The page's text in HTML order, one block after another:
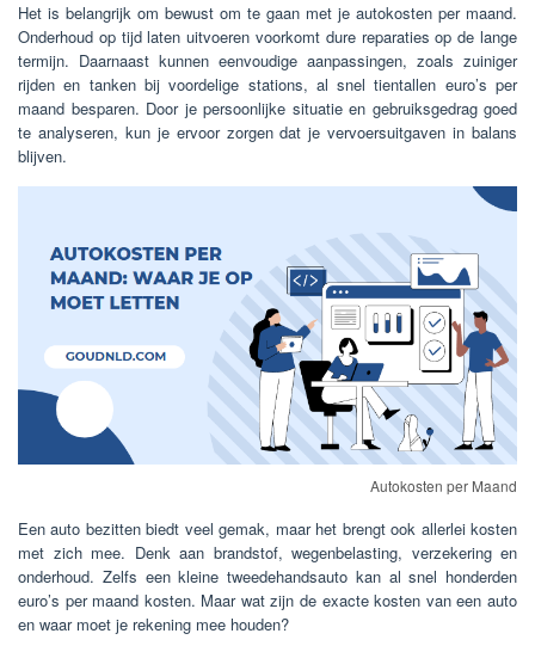
Het is belangrijk om bewust om te gaan met je autokosten per maand.
Onderhoud op tijd laten uitvoeren voorkomt dure reparaties op de lange
termijn. Daarnaast kunnen eenvoudige aanpassingen, zoals zuiniger
rijden en tanken bij voordelige stations, al snel tientallen euro’s per
maand besparen. Door je persoonlijke situatie en gebruiksgedrag goed
te analyseren, kun je ervoor zorgen dat je vervoersuitgaven in balans
blijven.
Autokosten per Maand
Een auto bezitten biedt veel gemak, maar het brengt ook allerlei kosten
met zich mee. Denk aan brandstof, wegenbelasting, verzekering en
onderhoud. Zelfs een kleine tweedehandsauto kan al snel honderden
euro’s per maand kosten. Maar wat zijn de exacte kosten van een auto
en waar moet je rekening mee houden?